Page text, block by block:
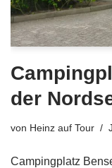
der
von Heinz auf Tour
Campingplatz